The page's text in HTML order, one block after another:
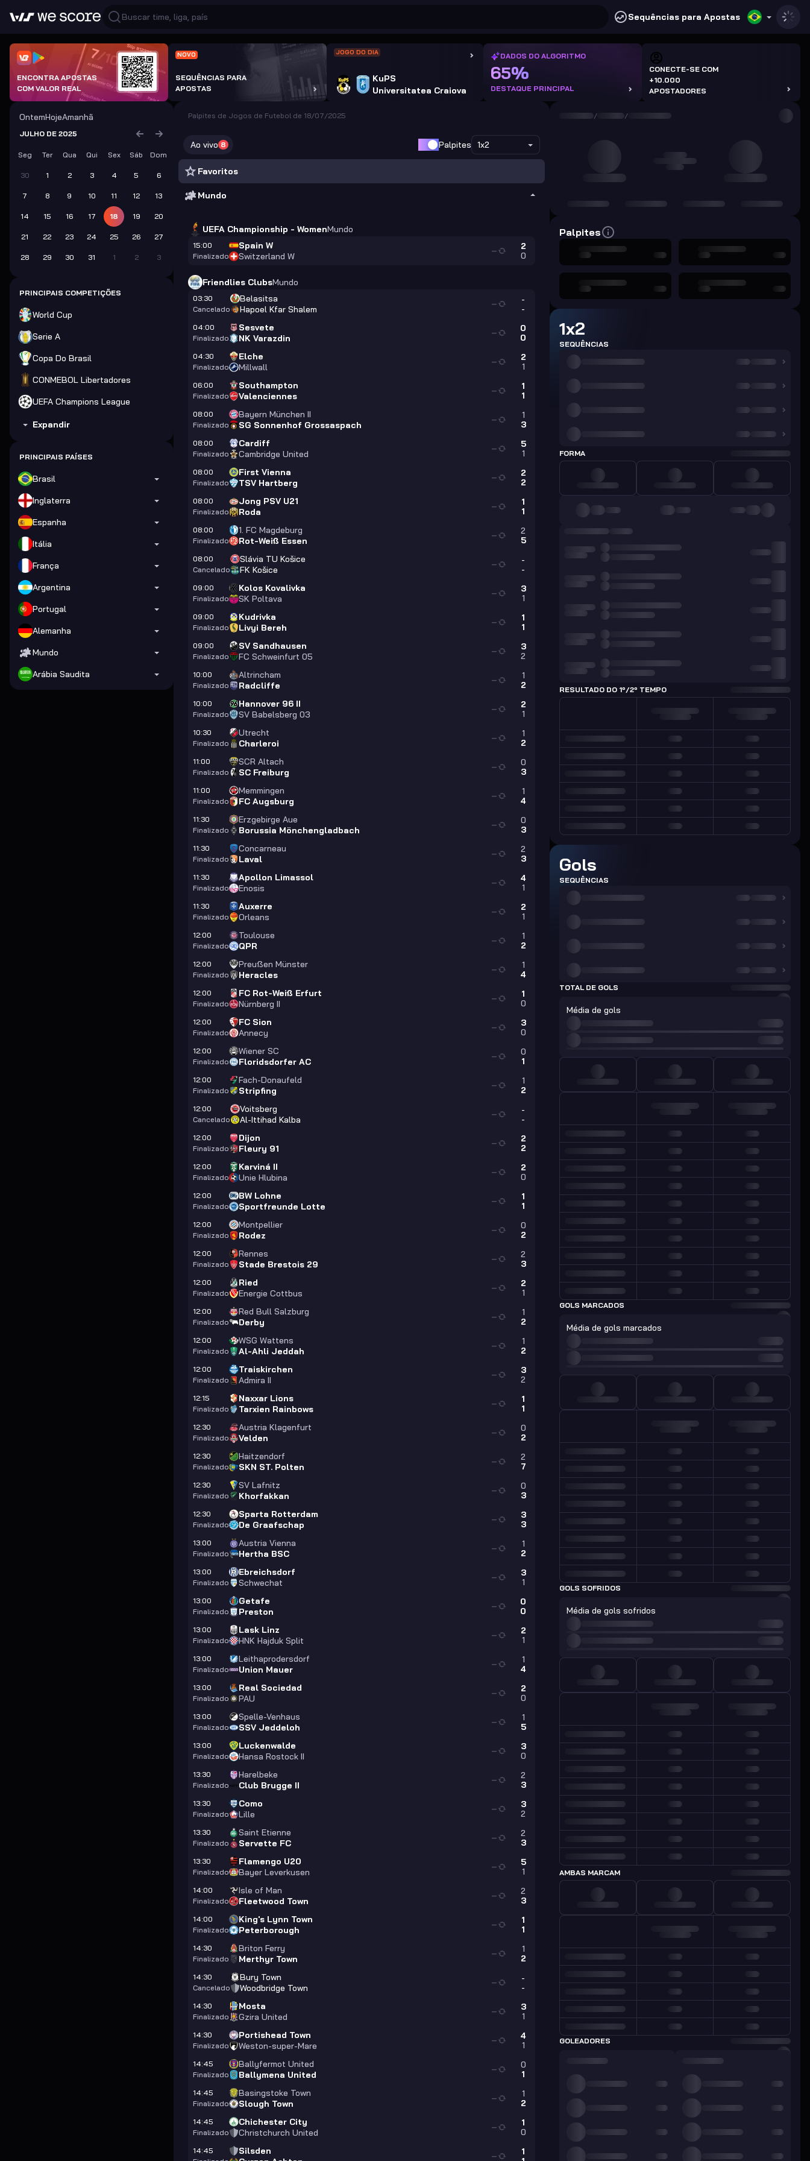
Sequências para Apostas
ENCONTRA APOSTAS
COM VALOR REAL
NOVO
SEQUÊNCIAS PARA
APOSTAS
JOGO DO DIA
KuPS
Universitatea Craiova
DADOS DO ALGORITMO
65%
DESTAQUE PRINCIPAL
CONECTE-SE COM
+10.000
APOSTADORES
OntemHojeAmanhã
JULHO DE 2025
Seg Ter Qua Qui Sex Sáb Dom
30 1 2 3 4 5 6
7 8 9 10 11 12 13
14 15 16 17 18 19 20
21 22 23 24 25 26 27
28 29 30 31 1 2 3
PRINCIPAIS COMPETIÇÕES
World Cup
Serie A
Copa Do Brasil
CONMEBOL Libertadores
UEFA Champions League
Expandir
PRINCIPAIS PAÍSES
Brasil
Inglaterra
Espanha
Itália
França
Argentina
Portugal
Alemanha
Mundo
Arábia Saudita
Palpites de Jogos de Futebol de 18/07/2025
Ao vivo 8 Palpites 1x2
Favoritos
Mundo
UEFA Championship - WomenMundo
15:00
Finalizado
Spain W
Switzerland W
2
0
—
Friendlies ClubsMundo
03:30
Cancelado
Belasitsa
Hapoel Kfar Shalem
-
-
—
04:00
Finalizado
Sesvete
NK Varazdin
0
0
—
04:30
Finalizado
Elche
Millwall
2
1
—
06:00
Finalizado
Southampton
Valenciennes
1
1
—
08:00
Finalizado
Bayern München II
SG Sonnenhof Grossaspach
1
3
—
08:00
Finalizado
Cardiff
Cambridge United
5
1
—
08:00
Finalizado
First Vienna
TSV Hartberg
2
2
—
08:00
Finalizado
Jong PSV U21
Roda
1
1
—
08:00
Finalizado
1. FC Magdeburg
Rot-Weiß Essen
2
5
—
08:00
Cancelado
Slávia TU Košice
FK Košice
-
-
—
09:00
Finalizado
Kolos Kovalivka
SK Poltava
3
1
—
09:00
Finalizado
Kudrivka
Livyi Bereh
1
1
—
09:00
Finalizado
SV Sandhausen
FC Schweinfurt 05
3
2
—
10:00
Finalizado
Altrincham
Radcliffe
1
2
—
10:00
Finalizado
Hannover 96 II
SV Babelsberg 03
2
1
—
10:30
Finalizado
Utrecht
Charleroi
1
2
—
11:00
Finalizado
SCR Altach
SC Freiburg
0
3
—
11:00
Finalizado
Memmingen
FC Augsburg
1
4
—
11:30
Finalizado
Erzgebirge Aue
Borussia Mönchengladbach
0
3
—
11:30
Finalizado
Concarneau
Laval
2
3
—
11:30
Finalizado
Apollon Limassol
Enosis
4
1
—
11:30
Finalizado
Auxerre
Orleans
2
1
—
12:00
Finalizado
Toulouse
QPR
1
2
—
12:00
Finalizado
Preußen Münster
Heracles
1
4
—
12:00
Finalizado
FC Rot-Weiß Erfurt
Nürnberg II
1
0
—
12:00
Finalizado
FC Sion
Annecy
3
0
—
12:00
Finalizado
Wiener SC
Floridsdorfer AC
0
1
—
12:00
Finalizado
Fach-Donaufeld
Stripfing
1
2
—
12:00
Cancelado
Voitsberg
Al-Ittihad Kalba
-
-
—
12:00
Finalizado
Dijon
Fleury 91
2
2
—
12:00
Finalizado
Karviná II
Unie Hlubina
2
0
—
12:00
Finalizado
BW Lohne
Sportfreunde Lotte
1
1
—
12:00
Finalizado
Montpellier
Rodez
0
2
—
12:00
Finalizado
Rennes
Stade Brestois 29
2
3
—
12:00
Finalizado
Ried
Energie Cottbus
2
1
—
12:00
Finalizado
Red Bull Salzburg
Derby
1
2
—
12:00
Finalizado
WSG Wattens
Al-Ahli Jeddah
1
2
—
12:00
Finalizado
Traiskirchen
Admira II
3
2
—
12:15
Finalizado
Naxxar Lions
Tarxien Rainbows
1
1
—
12:30
Finalizado
Austria Klagenfurt
Velden
0
2
—
12:30
Finalizado
Haitzendorf
SKN ST. Polten
2
7
—
12:30
Finalizado
SV Lafnitz
Khorfakkan
0
3
—
12:30
Finalizado
Sparta Rotterdam
De Graafschap
3
3
—
13:00
Finalizado
Austria Vienna
Hertha BSC
1
2
—
13:00
Finalizado
Ebreichsdorf
Schwechat
3
1
—
13:00
Finalizado
Getafe
Preston
0
0
—
13:00
Finalizado
Lask Linz
HNK Hajduk Split
2
1
—
13:00
Finalizado
Leithaprodersdorf
Union Mauer
1
4
—
13:00
Finalizado
Real Sociedad
PAU
2
0
—
13:00
Finalizado
Spelle-Venhaus
SSV Jeddeloh
1
5
—
13:00
Finalizado
Luckenwalde
Hansa Rostock II
3
0
—
13:30
Finalizado
Harelbeke
Club Brugge II
2
3
—
13:30
Finalizado
Como
Lille
3
2
—
13:30
Finalizado
Saint Etienne
Servette FC
2
3
—
13:30
Finalizado
Flamengo U20
Bayer Leverkusen
5
1
—
14:00
Finalizado
Isle of Man
Fleetwood Town
2
3
—
14:00
Finalizado
King's Lynn Town
Peterborough
1
1
—
14:30
Finalizado
Briton Ferry
Merthyr Town
1
2
—
14:30
Cancelado
Bury Town
Woodbridge Town
-
-
—
14:30
Finalizado
Mosta
Gzira United
3
1
—
14:30
Finalizado
Portishead Town
Weston-super-Mare
4
1
—
14:45
Finalizado
Ballyfermot United
Ballymena United
0
1
—
14:45
Finalizado
Basingstoke Town
Slough Town
1
2
—
14:45
Finalizado
Chichester City
Christchurch United
1
0
—
14:45
Silsden
1
—
/ /
Palpites
1x2
SEQUÊNCIAS
FORMA
RESULTADO DO 1º/2º TEMPO
Gols
SEQUÊNCIAS
TOTAL DE GOLS
Média de gols
GOLS MARCADOS
Média de gols marcados
GOLS SOFRIDOS
Média de gols sofridos
AMBAS MARCAM
GOLEADORES